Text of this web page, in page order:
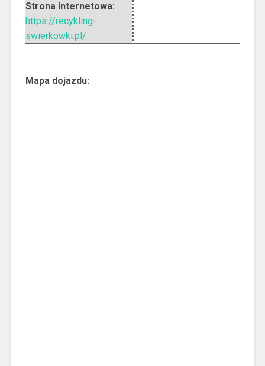
Strona internetowa:
https://recykling-
swierkowki.pl/
Mapa dojazdu: